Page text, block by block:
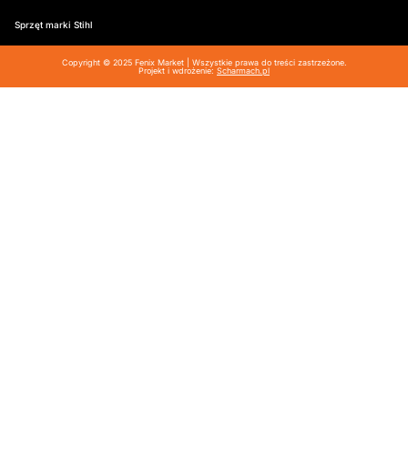
Sprzęt marki Stihl
Copyright © 2025 Fenix Market | Wszystkie prawa do treści zastrzeżone.
Projekt i wdrożenie: Scharmach.pl